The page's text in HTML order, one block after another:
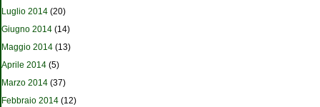
Luglio 2014 (20)
Giugno 2014 (14)
Maggio 2014 (13)
Aprile 2014 (5)
Marzo 2014 (37)
Febbraio 2014 (12)